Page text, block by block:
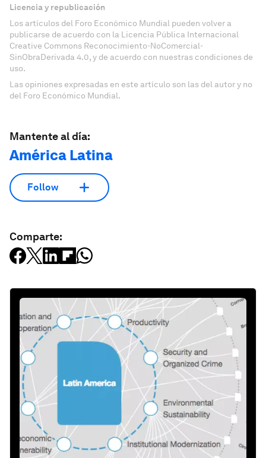
Licencia y republicación
Los artículos del Foro Económico Mundial pueden volver a
publicarse de acuerdo con la Licencia Pública Internacional
Creative Commons Reconocimiento-NoComercial-
SinObraDerivada 4.0, y de acuerdo con nuestras condiciones de
uso.
Las opiniones expresadas en este artículo son las del autor y no
del Foro Económico Mundial.
Mantente al día:
América Latina
Follow
Comparte: